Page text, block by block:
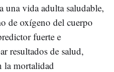
una vida adulta saludable,
de oxígeno del cuerpo
fuerte e
resultados de salud,
la mortalidad